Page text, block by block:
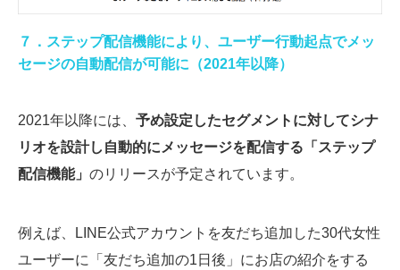
７．ステップ配信機能により、ユーザー行動起点でメッ
セージの自動配信が可能に（2021年以降）
2021年以降には、 予め設定したセグメントに対してシナ
リオを設計し自動的にメッセージを配信する「ステップ
配信機能」 のリリースが予定されています。
例えば、LINE公式アカウントを友だち追加した30代女性
ユーザーに「友だち追加の1日後」にお店の紹介をする